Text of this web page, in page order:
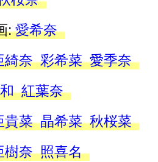
:愛希奈
綺奈 彩希菜 愛季奈
紅葉奈
貴菜 晶希菜 秋桜菜
樹奈 照喜名